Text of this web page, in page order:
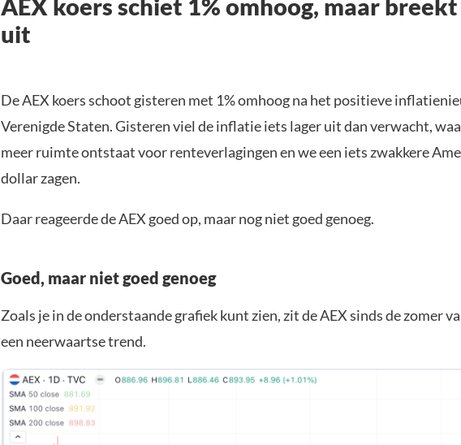
AEX koers schiet 1% omhoog, maar
uit
De AEX koers schoot gisteren met 1% omhoog na het positieve
Verenigde Staten. Gisteren viel de inflatie iets lager uit dan verwacht,
meer ruimte ontstaat voor renteverlagingen en we een iets zwakkere
dollar zagen.
Daar reageerde de AEX goed op, maar nog niet goed genoeg.
Goed, maar niet goed genoeg
Zoals je in de onderstaande grafiek kunt zien, zit de AEX sinds de zomer
een neerwaartse trend.